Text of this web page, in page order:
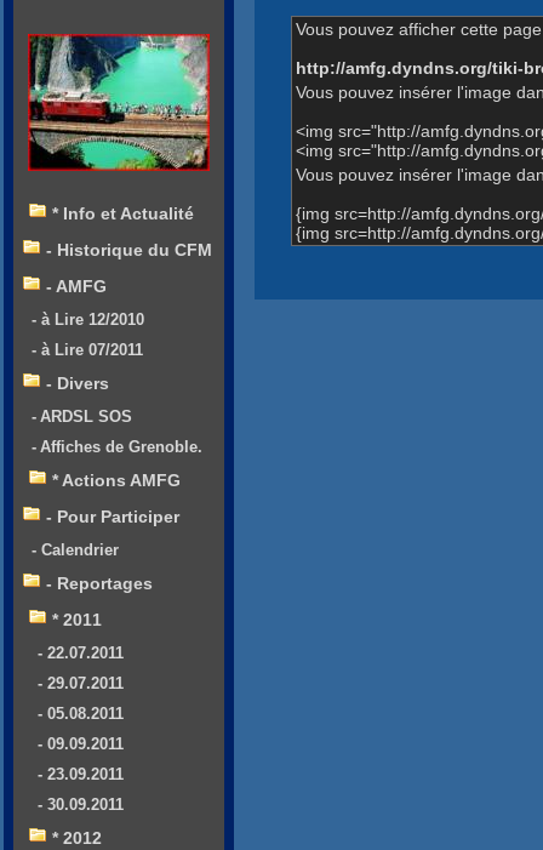
Vous pouvez afficher cette
http://amfg.dyndns.org/tiki-
Vous pouvez insérer l'image
<img src="http://
<img src="http://
Vous pouvez insérer l'image
{img src=http://
{img src=http://
* Info et Actualité
- Historique du CFM
- AMFG
- à Lire 12/2010
- à Lire 07/2011
- Divers
- ARDSL SOS
- Affiches de Grenoble.
* Actions AMFG
- Pour Participer
- Calendrier
- Reportages
* 2011
- 22.07.2011
- 29.07.2011
- 05.08.2011
- 09.09.2011
- 23.09.2011
- 30.09.2011
* 2012